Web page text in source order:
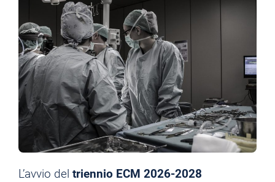
L’avvio del triennio ECM 2026-2028